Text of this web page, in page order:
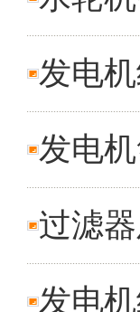
发电
发电
过滤
发电